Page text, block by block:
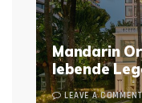
Mandarin
lebende
LEAVE A COMMENT